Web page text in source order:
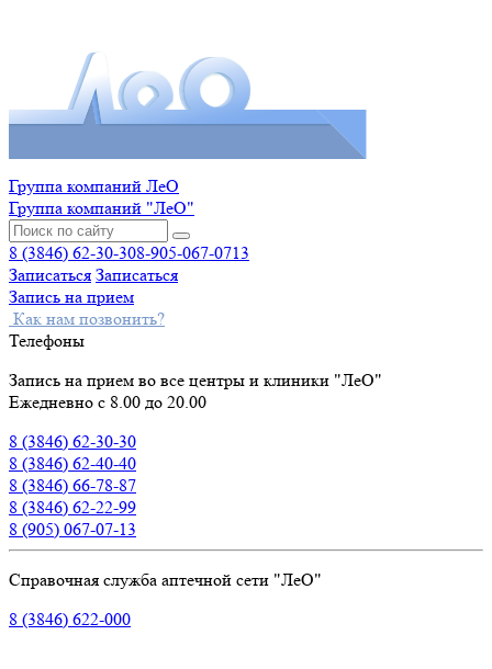
Группа компаний ЛеО
Группа компаний "ЛеО"
8 (3846) 62-30-308-905-067-0713
Записаться Записаться
Запись на прием
Как нам позвонить?
Телефоны
Запись на прием во все центры и клиники "ЛеО"
Ежедневно с 8.00 до 20.00
8 (3846) 62-30-30
8 (3846) 62-40-40
8 (3846) 66-78-87
8 (3846) 62-22-99
8 (905) 067-07-13
Справочная служба аптечной сети "ЛеО"
8 (3846) 622-000